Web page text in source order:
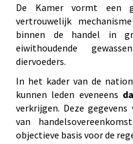
De Kamer vormt een
vertrouwelijk
binnen de handel in
eiwithoudende
diervoeders.
In het kader van de
kunnen leden eveneens
verkrijgen. Deze
van
objectieve basis voor de